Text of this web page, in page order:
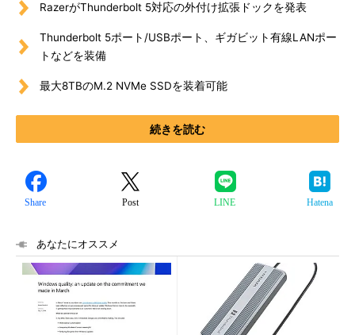
RazerがThunderbolt 5対応の外付け拡張ドックを発表
Thunderbolt 5ポート/USBポート、ギガビット有線LANポー
トなどを装備
最大8TBのM.2 NVMe SSDを装着可能
続きを読む
Share Post LINE Hatena
あなたにオススメ